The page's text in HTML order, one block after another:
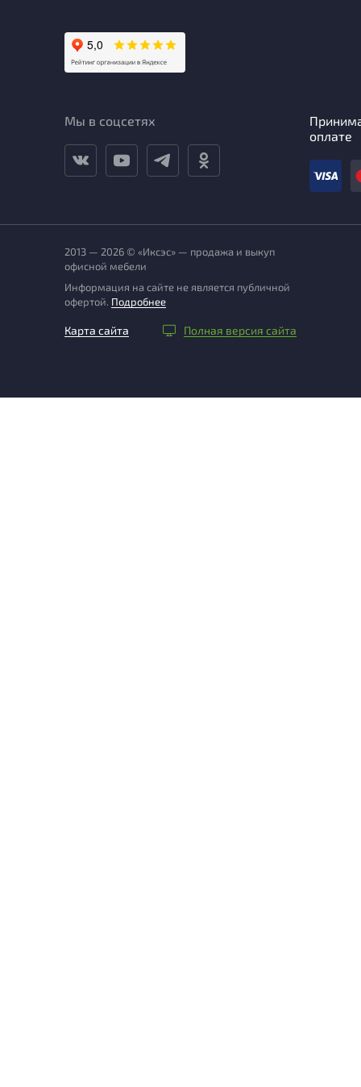
Мы в соцсетях
оплате
2013 — 2026 © «Иксэс» — продажа и выкуп
офисной мебели
Информация на сайте не является публичной
офертой. Подробнее
Карта сайта Полная версия сайта